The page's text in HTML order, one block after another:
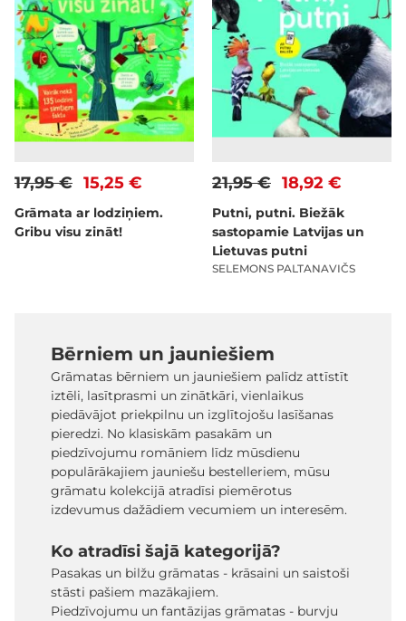
15,25 €
17,95 €
Grāmata ar lodziņiem.
Gribu visu zināt!
18,92 €
21,95 €
Putni, putni. Biežāk
sastopamie Latvijas un
Lietuvas putni
SELEMONS PALTANAVIČS
Bērniem un jauniešiem
Grāmatas bērniem un jauniešiem palīdz attīstīt
iztēli, lasītprasmi un zinātkāri, vienlaikus
piedāvājot priekpilnu un izglītojošu lasīšanas
pieredzi. No klasiskām pasakām un
piedzīvojumu romāniem līdz mūsdienu
populārākajiem jauniešu bestelleriem, mūsu
grāmatu kolekcijā atradīsi piemērotus
izdevumus dažādiem vecumiem un interesēm.
Ko atradīsi šajā kategorijā?
Pasakas un bilžu grāmatas - krāsaini un saistoši
stāsti pašiem mazākajiem.
Piedzīvojumu un fantāzijas grāmatas - burvju